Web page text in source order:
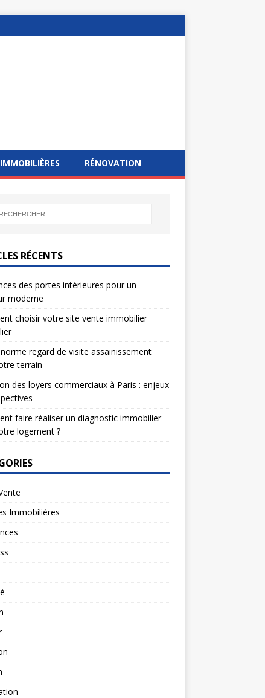
RÉNOVATION
RÉCENTS
des portes intérieures pour un
moderne
choisir votre site vente immobilier
regard de visite assainissement
terrain
des loyers commerciaux à Paris : enjeux
faire réaliser un diagnostic immobilier
logement ?
Immobilières